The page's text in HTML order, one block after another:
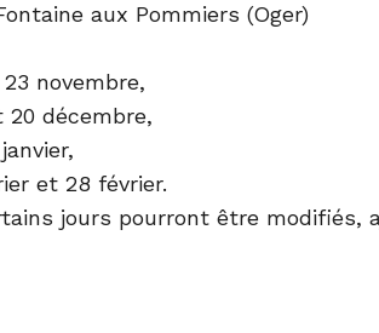
aux Pommiers (Oger)
novembre,
20 décembre,
et 28 février.
jours pourront être modifiés,